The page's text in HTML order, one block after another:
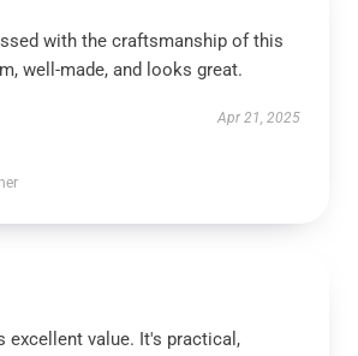
with the craftsmanship of this
well-made, and looks great.
Apr 21, 2025
excellent value. It's practical,